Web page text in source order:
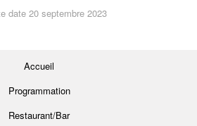
date 20 septembre 2023
Accueil
Programmation
Restaurant/Bar